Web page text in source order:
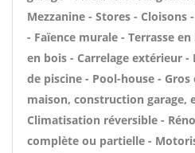
Mezzanine - Stores -
- Faïence murale - Terrasse
en bois - Carrelage extérieur -
de piscine - Pool-house -
maison, construction garage,
Climatisation réversible -
complète ou partielle -